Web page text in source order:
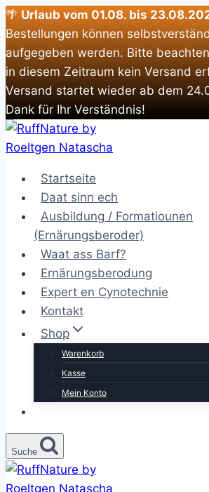
🌴 Urlaub vom 01.08. bis
Bestellungen können
aufgegeben werden. Bitte
in diesem Zeitraum kein Versand
Versand startet wieder ab dem
Dank für Ihr Verständnis!
Zum
Inhalt
Startseite
Daat sinn ech
Ausbildung / Formatiounen
(Ernärungsberoder)
Waat ass Barf?
Ernärungsberodung
Expert en Cynotechnie
Kontakt
Shop
Warenkorb
Kasse
Mein Konto
Suche